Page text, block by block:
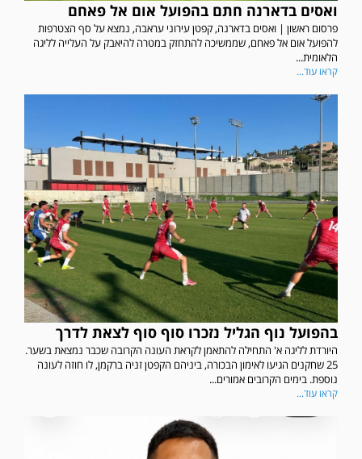
ואסים בדארנה חתם בהפועל אום אל פאחם
פרסום ראשון | ואסים בדארנה, קפטן עירוני עראבה, נמצא על סף הצטרפות
להפועל אום אל פאחם, שממשיכה להתחזק במטרה להיאבק על העלייה לליגה
הלאומית...
קראו עוד...
בהפועל נוף הגליל נזכרו סוף סוף לצאת לדרך
היורדת לליגה א' התחילה להתאמן לקראת העונה הקרובה שכבר נמצאת בשער.
25 שחקנים הגיעו לאימון הבכורה, ביניהם הקפטן זניה ברקמן, לו חוזה לעונה
נוספת. בימים הקרובים אמורים...
קראו עוד...